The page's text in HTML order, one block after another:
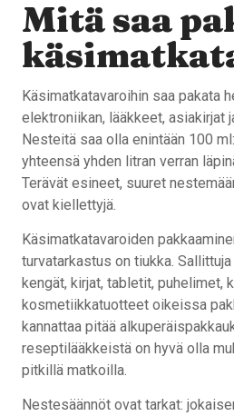
Mitä saa
Käsimatkatavaroihin saa pakata
elektroniikan, lääkkeet, asiakirjat
Nesteitä saa olla enintään 100
yhteensä yhden litran verran
Terävät esineet, suuret
ovat kiellettyjä.
Käsimatkatavaroiden
turvatarkastus on tiukka.
kengät, kirjat, tabletit, puhelimet,
kosmetiikkatuotteet oikeissa
kannattaa pitää
reseptilääkkeistä on hyvä olla
pitkillä matkoilla.
Nestesäännöt ovat tarkat: